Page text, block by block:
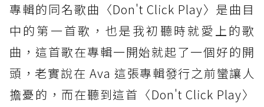
專輯的同名歌曲〈Don't Click Play〉是曲目
中的第一首歌，也是我初聽時就愛上的歌
曲，這首歌在專輯一開始就起了一個好的開
頭，老實說在 Ava 這張專輯發行之前蠻讓人
擔憂的，而在聽到這首〈Don't Click Play〉